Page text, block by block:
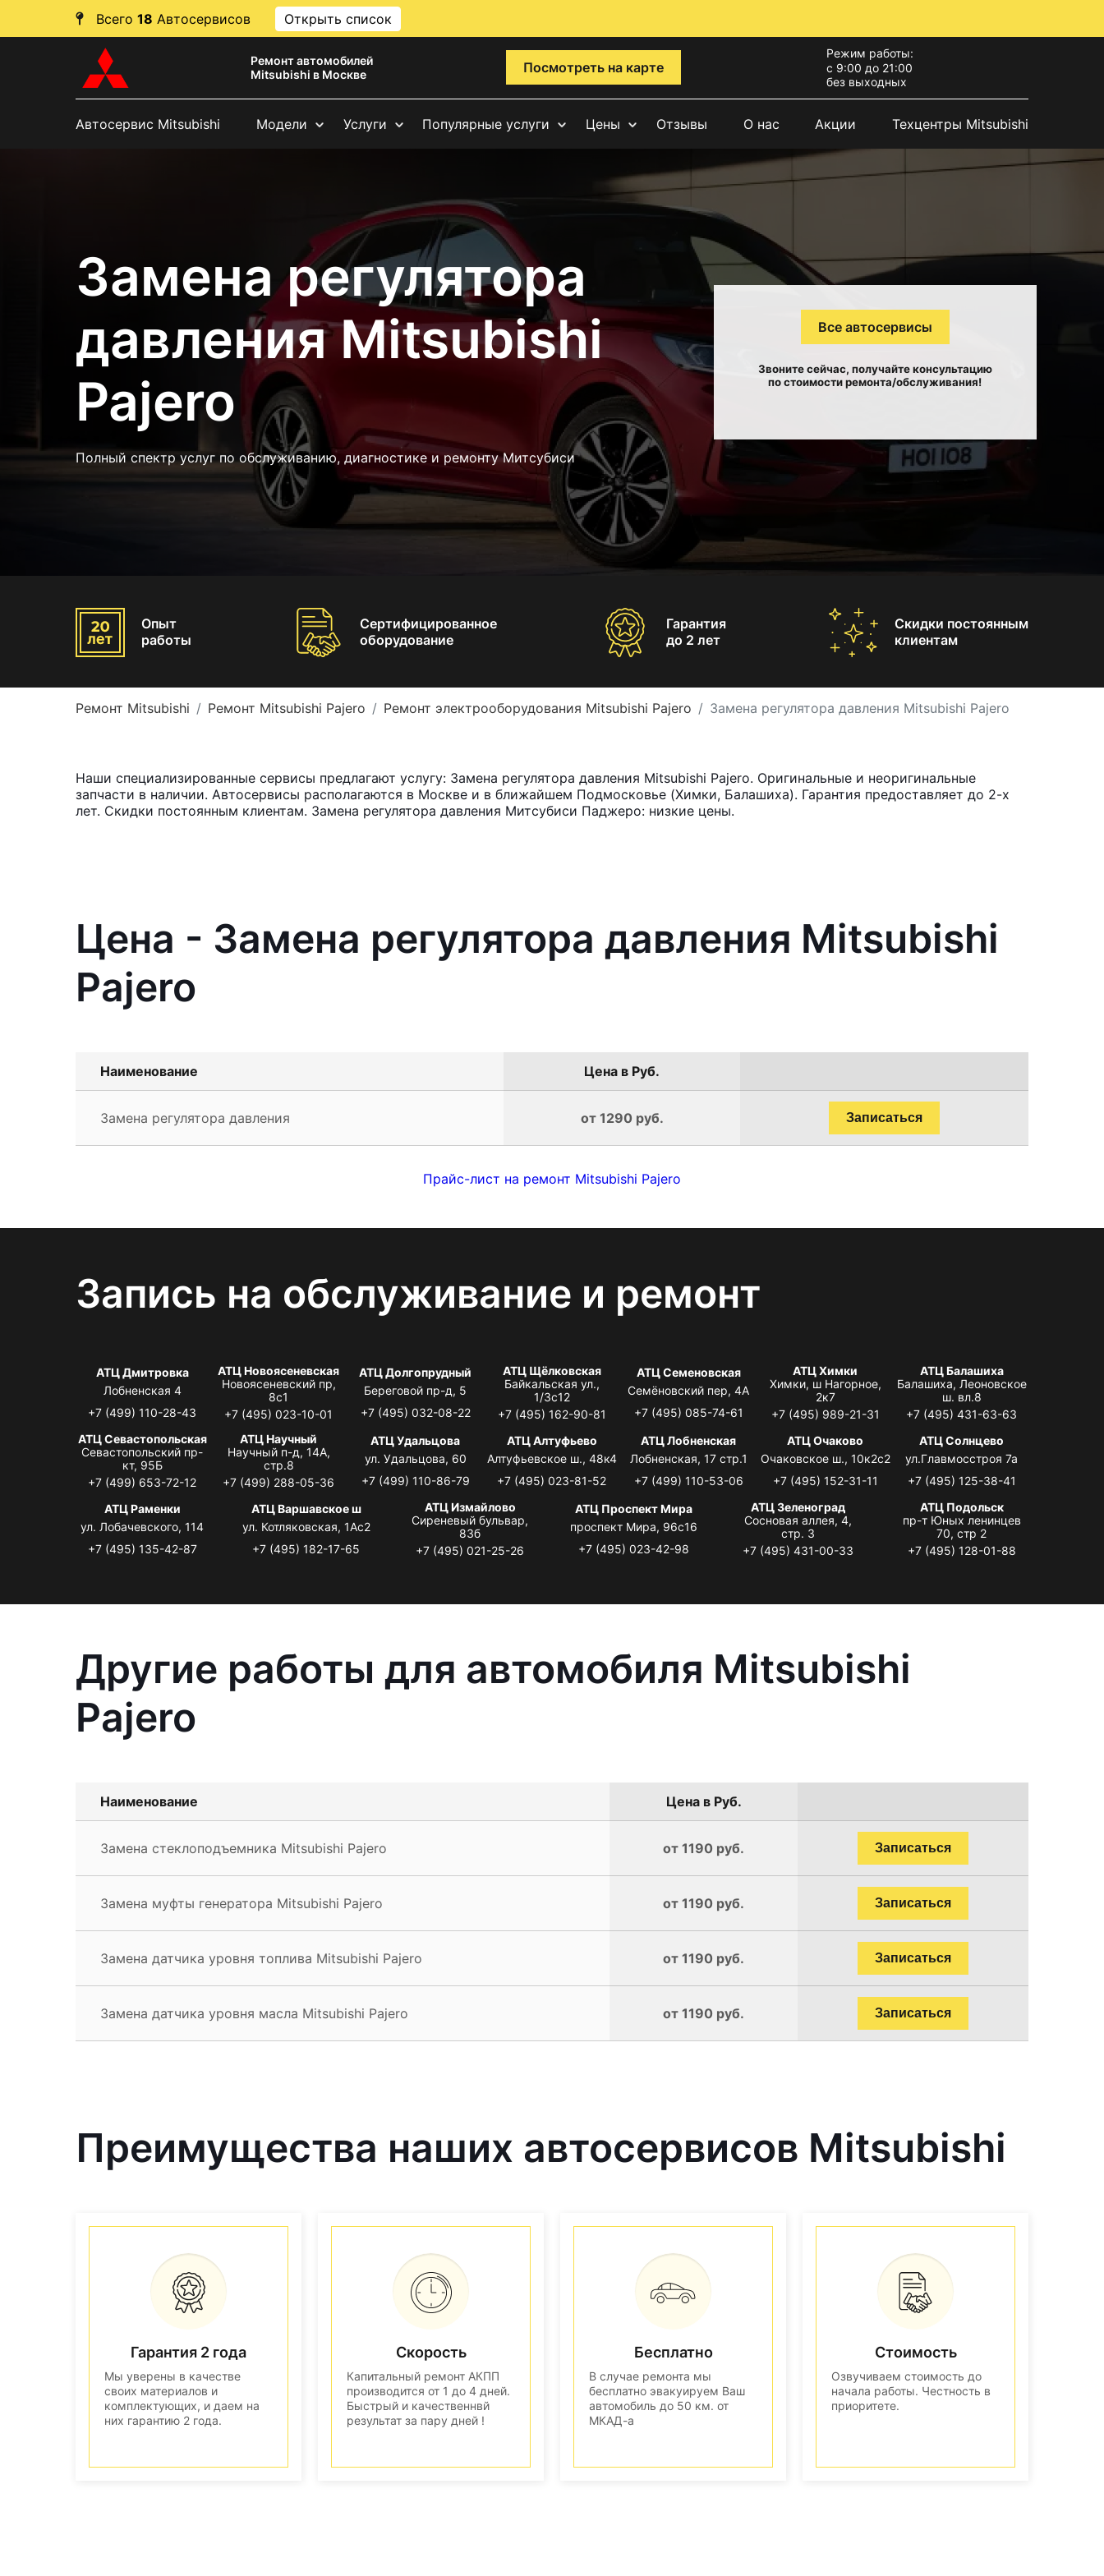
Всего 18 Автосервисов Открыть список
Ремонт автомобилей
Mitsubishi в Москве
Посмотреть на карте
Режим работы:
с 9:00 до 21:00
без выходных
Автосервис Mitsubishi Модели Услуги Популярные услуги Цены Отзывы О нас Акции Техцентры Mitsubishi
Замена регулятора
давления Mitsubishi
Pajero
Полный спектр услуг по обслуживанию, диагностике и ремонту Митсубиси
Все автосервисы
Звоните сейчас, получайте консультацию
по стоимости ремонта/обслуживания!
Опыт
работы
Сертифицированное
оборудование
Гарантия
до 2 лет
Скидки постоянным
клиентам
Ремонт Mitsubishi Ремонт Mitsubishi Pajero Ремонт электрооборудования Mitsubishi Pajero Замена регулятора давления Mitsubishi Pajero
Наши специализированные сервисы предлагают услугу: Замена регулятора давления Mitsubishi Pajero. Оригинальные и неоригинальные
запчасти в наличии. Автосервисы располагаются в Москве и в ближайшем Подмосковье (Химки, Балашиха). Гарантия предоставляет до 2-х
лет. Скидки постоянным клиентам. Замена регулятора давления Митсубиси Паджеро: низкие цены.
Цена - Замена регулятора давления Mitsubishi
Pajero
Наименование Цена в Руб.
Замена регулятора давления от 1290 руб. Записаться
Прайс-лист на ремонт Mitsubishi Pajero
Запись на обслуживание и ремонт
АТЦ Дмитровка
Лобненская 4
+7 (499) 110-28-43
АТЦ Новоясеневская
Новоясеневский пр,
8с1
+7 (495) 023-10-01
АТЦ Долгопрудный
Береговой пр-д, 5
+7 (495) 032-08-22
АТЦ Щёлковская
Байкальская ул.,
1/3с12
+7 (495) 162-90-81
АТЦ Семеновская
Семёновский пер, 4А
+7 (495) 085-74-61
АТЦ Химки
Химки, ш Нагорное,
2к7
+7 (495) 989-21-31
АТЦ Балашиха
Балашиха, Леоновское
ш. вл.8
+7 (495) 431-63-63
АТЦ Севастопольская
Севастопольский пр-
кт, 95Б
+7 (499) 653-72-12
АТЦ Научный
Научный п-д, 14А,
стр.8
+7 (499) 288-05-36
АТЦ Удальцова
ул. Удальцова, 60
+7 (499) 110-86-79
АТЦ Алтуфьево
Алтуфьевское ш., 48к4
+7 (495) 023-81-52
АТЦ Лобненская
Лобненская, 17 стр.1
+7 (499) 110-53-06
АТЦ Очаково
Очаковское ш., 10к2с2
+7 (495) 152-31-11
АТЦ Солнцево
ул.Главмосстроя 7а
+7 (495) 125-38-41
АТЦ Раменки
ул. Лобачевского, 114
+7 (495) 135-42-87
АТЦ Варшавское ш
ул. Котляковская, 1Ас2
+7 (495) 182-17-65
АТЦ Измайлово
Сиреневый бульвар,
83б
+7 (495) 021-25-26
АТЦ Проспект Мира
проспект Мира, 96с16
+7 (495) 023-42-98
АТЦ Зеленоград
Сосновая аллея, 4,
стр. 3
+7 (495) 431-00-33
АТЦ Подольск
пр-т Юных ленинцев
70, стр 2
+7 (495) 128-01-88
Другие работы для автомобиля Mitsubishi
Pajero
Наименование Цена в Руб.
Замена стеклоподъемника Mitsubishi Pajero от 1190 руб. Записаться
Замена муфты генератора Mitsubishi Pajero от 1190 руб. Записаться
Замена датчика уровня топлива Mitsubishi Pajero от 1190 руб. Записаться
Замена датчика уровня масла Mitsubishi Pajero от 1190 руб. Записаться
Преимущества наших автосервисов Mitsubishi
Гарантия 2 года
Мы уверены в качестве
своих материалов и
комплектующих, и даем на
них гарантию 2 года.
Скорость
Капитальный ремонт АКПП
производится от 1 до 4 дней.
Быстрый и качественнвй
результат за пару дней !
Бесплатно
В случае ремонта мы
бесплатно эвакуируем Ваш
автомобиль до 50 км. от
МКАД-а
Стоимость
Озвучиваем стоимость до
начала работы. Честность в
приоритете.